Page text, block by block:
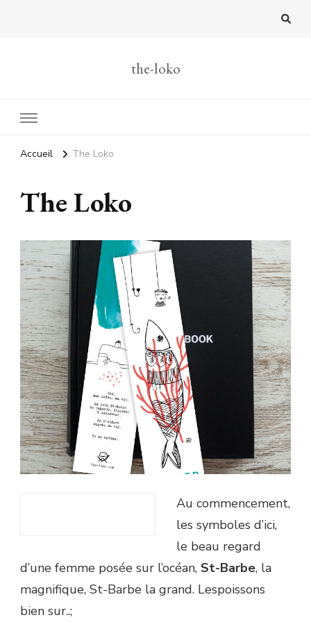
the-loko
Accueil The Loko
The Loko
Au commencement,
les symboles d’ici,
le beau regard
d’une femme posée sur l’océan, St-Barbe, la
magnifique, St-Barbe la grand. Lespoissons
bien sur..;